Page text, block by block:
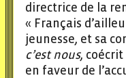
directrice de la
« Français
jeunesse, et sa
c’est nous,
en faveur de